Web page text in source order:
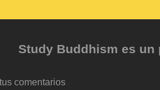
Study Buddhism es un
comentarios